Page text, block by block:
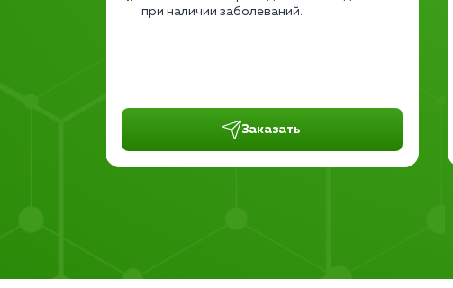
при наличии заболеваний.
Заказать